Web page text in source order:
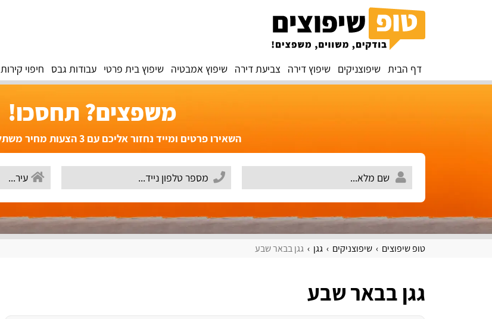
דף הבית שיפוצניקים שיפוץ דירה צביעת דירה שיפוץ אמבטיה שיפוץ בית פרטי עבודות גבס חיפוי קירות
משפצים? תחסכו!
השאירו פרטים ומייד נחזור אליכם עם 3 הצעות מחיר משתלמות במיוחד!
טופ שיפוצים שיפוצניקים גגן גגן בבאר שבע
גגן בבאר שבע